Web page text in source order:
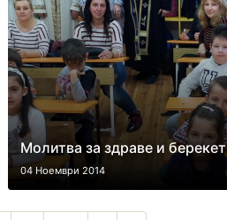
Молитва за здраве и берекет
04 Ноември 2014